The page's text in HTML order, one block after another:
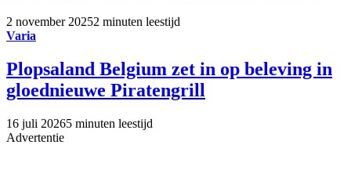
2 november 20252 minuten leestijd
Varia
Plopsaland Belgium zet in op beleving in
gloednieuwe Piratengrill
16 juli 20265 minuten leestijd
Advertentie